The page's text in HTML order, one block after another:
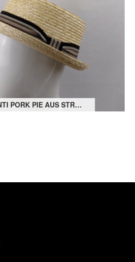
MAZZANTI PORK PIE AUS STROH